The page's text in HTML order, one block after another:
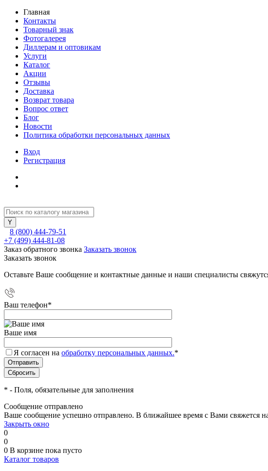
Главная
Контакты
Товарный знак
Фотогалерея
Диллерам и оптовикам
Услуги
Каталог
Акции
Отзывы
Доставка
Возврат товара
Вопрос ответ
Блог
Новости
Политика обработки персональных данных
Вход
Регистрация
8 (800) 444-79-51
+7 (499) 444-81-08
Заказ обратного звонка Заказать звонок
Заказать звонок
Оставьте Ваше сообщение и контактные данные и наши специалисты
Ваш телефон*
Ваше имя
Я согласен на обработку персональных данных.*
* - Поля, обязательные для заполнения
Сообщение отправлено
Ваше сообщение успешно отправлено. В ближайшее время с Вами свяжется
Закрыть окно
0
0
0 В корзине пока пусто
Каталог товаров